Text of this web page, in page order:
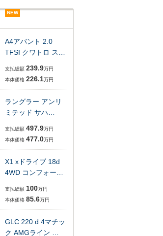
NEW
A4アバント 2.0
TFSI クワトロ ス…
支払総額 239.9万円
本体価格 226.1万円
NEW
ラングラー アンリ
ミテッド サハ…
支払総額 497.9万円
本体価格 477.0万円
NEW
X1 xドライブ 18d
4WD コンフォー…
支払総額 100万円
本体価格 85.6万円
NEW
GLC 220 d 4マチッ
ク AMGライン …
NEW
NEW